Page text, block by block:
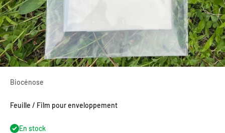
Biocénose
Feuille / Film pour enveloppement
En stock